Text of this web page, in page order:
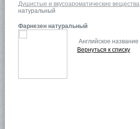
Душистые и вкусоароматические вещества
натуральный
Фарнезен натуральный
Английское название
Вернуться к списку